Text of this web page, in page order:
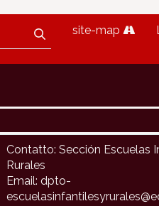
site-map
Contatto: Sección Escuelas
Rurales
Email: dpto-